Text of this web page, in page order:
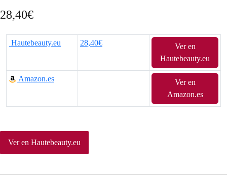
28,40€
Hautebeauty.eu 28,40€
Ver en
Hautebeauty.eu
Amazon.es
Ver en
Amazon.es
Ver en Hautebeauty.eu